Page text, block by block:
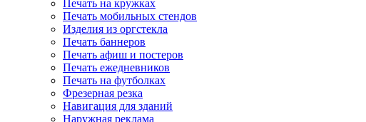
Печать на кружках
Печать мобильных стендов
Изделия из оргстекла
Печать баннеров
Печать афиш и постеров
Печать ежедневников
Печать на футболках
Фрезерная резка
Навигация для зданий
Наружная реклама